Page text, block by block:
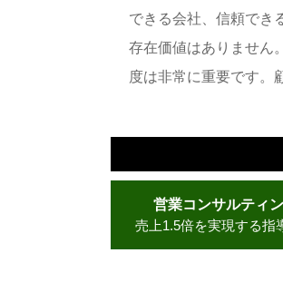
できる会社、信頼でき
存在価値はありません
度は非常に重要です。
営業コンサルティ
売上1.5倍を実現する指